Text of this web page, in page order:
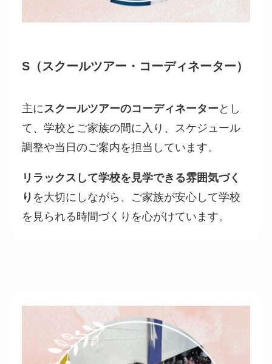
S（スクールツアー・コーディネーター）
主に スクールツアーのコーディネーター とし
て、学校とご家族の間に入り、スケジュール
調整や当日のご案内を担当しています。
リラックスして学校を見学できる雰囲気づく
り を大切にしながら、ご家族が安心して学校
を見られる時間づくりを心がけています。